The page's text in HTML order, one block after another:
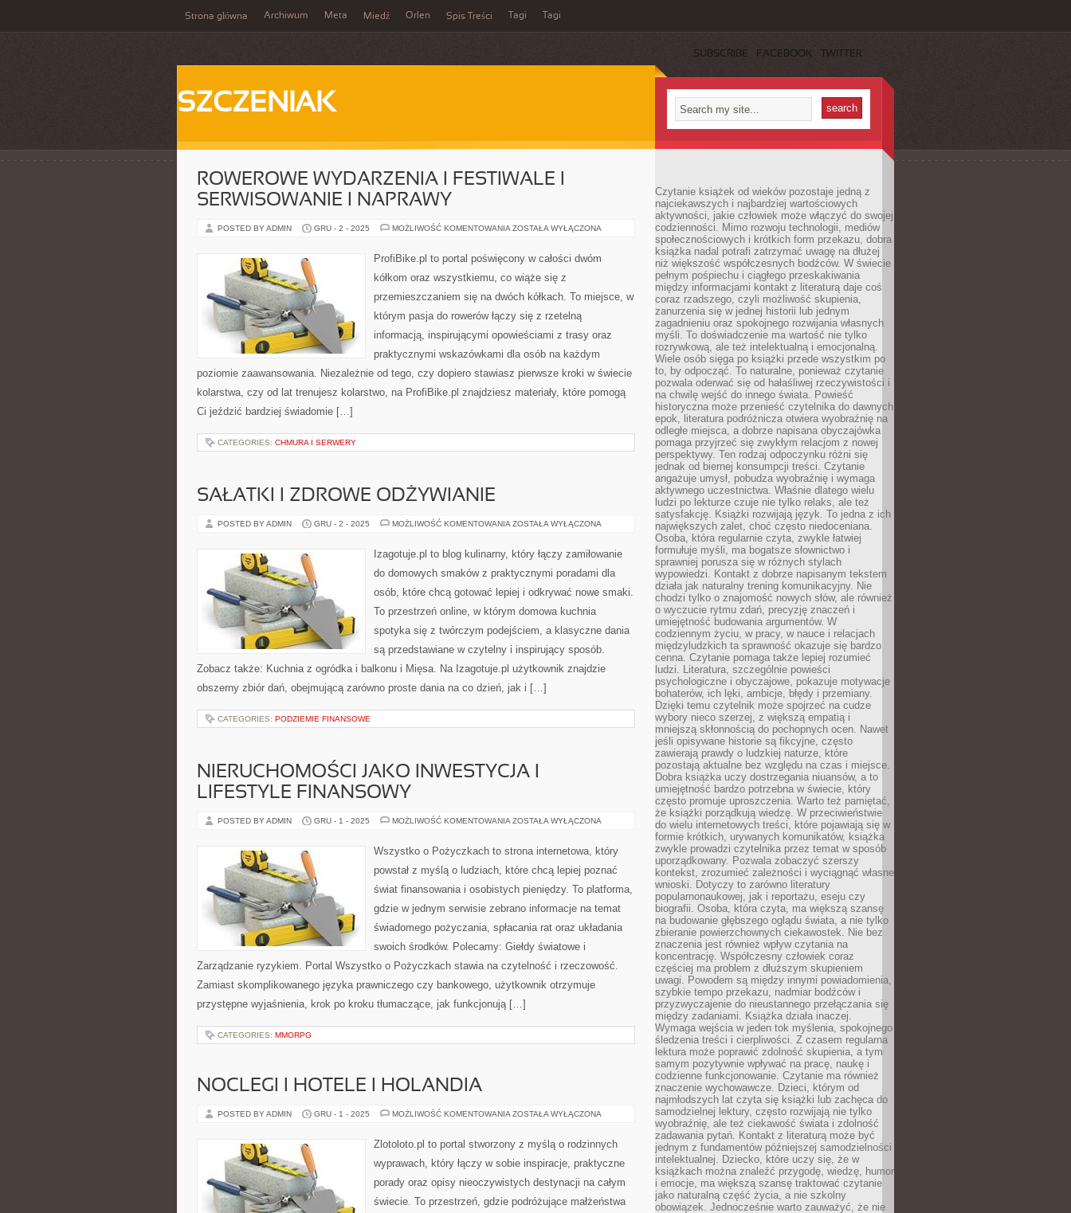
Strona główna Archiwum Meta Miedź Orlen Spis Treści Tagi Tagi
SUBSCRIBE FACEBOOK TWITTER
SZCZENIAK
ROWEROWE WYDARZENIA I FESTIWALE I
SERWISOWANIE I NAPRAWY
POSTED BY ADMIN GRU - 2 - 2025 MOŻLIWOŚĆ KOMENTOWANIA ROWEROWE
FESTIWALE
I
ZOSTAŁA WYŁĄCZONA
ProfiBike.pl to portal poświęcony w całości dwóm
kółkom oraz wszystkiemu, co wiąże się z
przemieszczaniem się na dwóch kółkach. To miejsce, w
którym pasja do rowerów łączy się z rzetelną
informacją, inspirującymi opowieściami z trasy oraz
praktycznymi wskazówkami dla osób na każdym
poziomie zaawansowania. Niezależnie od tego, czy dopiero stawiasz pierwsze kroki w świecie
kolarstwa, czy od lat trenujesz kolarstwo, na ProfiBike.pl znajdziesz materiały, które pomogą
Ci jeździć bardziej świadomie […]
CATEGORIES: CHMURA I SERWERY
SAŁATKI I ZDROWE ODŻYWIANIE
POSTED BY ADMIN GRU - 2 - 2025 MOŻLIWOŚĆ KOMENTOWANIA SAŁATKI
ODŻYWIANIE
ZOSTAŁA WYŁĄCZONA
Izagotuje.pl to blog kulinarny, który łączy zamiłowanie
do domowych smaków z praktycznymi poradami dla
osób, które chcą gotować lepiej i odkrywać nowe smaki.
To przestrzeń online, w którym domowa kuchnia
spotyka się z twórczym podejściem, a klasyczne dania
są przedstawiane w czytelny i inspirujący sposób.
Zobacz także: Kuchnia z ogródka i balkonu i Mięsa. Na Izagotuje.pl użytkownik znajdzie
obszerny zbiór dań, obejmującą zarówno proste dania na co dzień, jak i […]
CATEGORIES: PODZIEMIE FINANSOWE
NIERUCHOMOŚCI JAKO INWESTYCJA I
LIFESTYLE FINANSOWY
POSTED BY ADMIN GRU - 1 - 2025 MOŻLIWOŚĆ KOMENTOWANIA NIERUCHOMOŚCI
I
LIFESTYLE
ZOSTAŁA WYŁĄCZONA
Wszystko o Pożyczkach to strona internetowa, który
powstał z myślą o ludziach, które chcą lepiej poznać
świat finansowania i osobistych pieniędzy. To platforma,
gdzie w jednym serwisie zebrano informacje na temat
świadomego pożyczania, spłacania rat oraz układania
swoich środków. Polecamy: Giełdy światowe i
Zarządzanie ryzykiem. Portal Wszystko o Pożyczkach stawia na czytelność i rzeczowość.
Zamiast skomplikowanego języka prawniczego czy bankowego, użytkownik otrzymuje
przystępne wyjaśnienia, krok po kroku tłumaczące, jak funkcjonują […]
CATEGORIES: MMORPG
NOCLEGI I HOTELE I HOLANDIA
POSTED BY ADMIN GRU - 1 - 2025 MOŻLIWOŚĆ KOMENTOWANIA NOCLEGI
HOLANDIA
ZOSTAŁA WYŁĄCZONA
Zlotoloto.pl to portal stworzony z myślą o rodzinnych
wyprawach, który łączy w sobie inspiracje, praktyczne
porady oraz opisy nieoczywistych destynacji na całym
świecie. To przestrzeń, gdzie podróżujące małżeństwa
Czytanie książek od wieków pozostaje jedną z
najciekawszych i najbardziej wartościowych
aktywności, jakie człowiek może włączyć do swojej
codzienności. Mimo rozwoju technologii, mediów
społecznościowych i krótkich form przekazu, dobra
książka nadal potrafi zatrzymać uwagę na dłużej
niż większość współczesnych bodźców. W świecie
pełnym pośpiechu i ciągłego przeskakiwania
między informacjami kontakt z literaturą daje coś
coraz rzadszego, czyli możliwość skupienia,
zanurzenia się w jednej historii lub jednym
zagadnieniu oraz spokojnego rozwijania własnych
myśli. To doświadczenie ma wartość nie tylko
rozrywkową, ale też intelektualną i emocjonalną.
Wiele osób sięga po książki przede wszystkim po
to, by odpocząć. To naturalne, ponieważ czytanie
pozwala oderwać się od hałaśliwej rzeczywistości i
na chwilę wejść do innego świata. Powieść
historyczna może przenieść czytelnika do dawnych
epok, literatura podróżnicza otwiera wyobraźnię na
odległe miejsca, a dobrze napisana obyczajówka
pomaga przyjrzeć się zwykłym relacjom z nowej
perspektywy. Ten rodzaj odpoczynku różni się
jednak od biernej konsumpcji treści. Czytanie
angażuje umysł, pobudza wyobraźnię i wymaga
aktywnego uczestnictwa. Właśnie dlatego wielu
ludzi po lekturze czuje nie tylko relaks, ale też
satysfakcję. Książki rozwijają język. To jedna z ich
największych zalet, choć często niedoceniana.
Osoba, która regularnie czyta, zwykle łatwiej
formułuje myśli, ma bogatsze słownictwo i
sprawniej porusza się w różnych stylach
wypowiedzi. Kontakt z dobrze napisanym tekstem
działa jak naturalny trening komunikacyjny. Nie
chodzi tylko o znajomość nowych słów, ale również
o wyczucie rytmu zdań, precyzję znaczeń i
umiejętność budowania argumentów. W
codziennym życiu, w pracy, w nauce i relacjach
międzyludzkich ta sprawność okazuje się bardzo
cenna. Czytanie pomaga także lepiej rozumieć
ludzi. Literatura, szczególnie powieści
psychologiczne i obyczajowe, pokazuje motywacje
bohaterów, ich lęki, ambicje, błędy i przemiany.
Dzięki temu czytelnik może spojrzeć na cudze
wybory nieco szerzej, z większą empatią i
mniejszą skłonnością do pochopnych ocen. Nawet
jeśli opisywane historie są fikcyjne, często
zawierają prawdy o ludzkiej naturze, które
pozostają aktualne bez względu na czas i miejsce.
Dobra książka uczy dostrzegania niuansów, a to
umiejętność bardzo potrzebna w świecie, który
często promuje uproszczenia. Warto też pamiętać,
że książki porządkują wiedzę. W przeciwieństwie
do wielu internetowych treści, które pojawiają się w
formie krótkich, urywanych komunikatów, książka
zwykle prowadzi czytelnika przez temat w sposób
uporządkowany. Pozwala zobaczyć szerszy
kontekst, zrozumieć zależności i wyciągnąć własne
wnioski. Dotyczy to zarówno literatury
popularnonaukowej, jak i reportażu, eseju czy
biografii. Osoba, która czyta, ma większą szansę
na budowanie głębszego oglądu świata, a nie tylko
zbieranie powierzchownych ciekawostek. Nie bez
znaczenia jest również wpływ czytania na
koncentrację. Współczesny człowiek coraz
częściej ma problem z dłuższym skupieniem
uwagi. Powodem są między innymi powiadomienia,
szybkie tempo przekazu, nadmiar bodźców i
przyzwyczajenie do nieustannego przełączania się
między zadaniami. Książka działa inaczej.
Wymaga wejścia w jeden tok myślenia, spokojnego
śledzenia treści i cierpliwości. Z czasem regularna
lektura może poprawić zdolność skupienia, a tym
samym pozytywnie wpływać na pracę, naukę i
codzienne funkcjonowanie. Czytanie ma również
znaczenie wychowawcze. Dzieci, którym od
najmłodszych lat czyta się książki lub zachęca do
samodzielnej lektury, często rozwijają nie tylko
wyobraźnię, ale też ciekawość świata i zdolność
zadawania pytań. Kontakt z literaturą może być
jednym z fundamentów późniejszej samodzielności
intelektualnej. Dziecko, które uczy się, że w
książkach można znaleźć przygodę, wiedzę, humor
i emocje, ma większą szansę traktować czytanie
jako naturalną część życia, a nie szkolny
obowiązek. Jednocześnie warto zauważyć, że nie